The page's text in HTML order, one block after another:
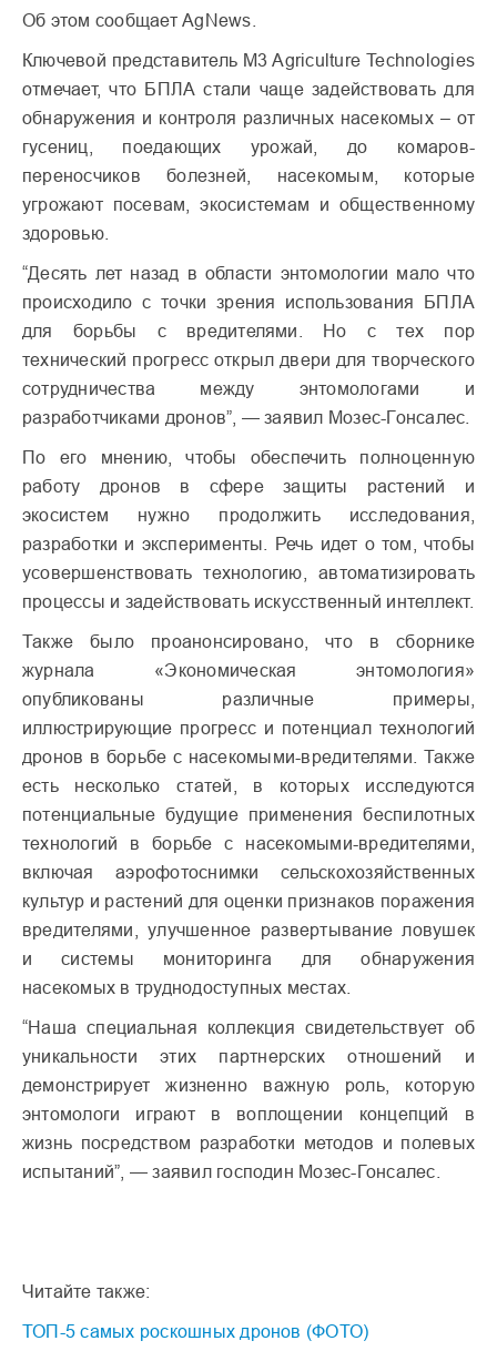
Об этом сообщает AgNews.
Ключевой представитель M3 Agriculture Technologies
отмечает, что БПЛА стали чаще задействовать для
обнаружения и контроля различных насекомых – от
гусениц, поедающих урожай, до комаров-
переносчиков болезней, насекомым, которые
угрожают посевам, экосистемам и общественному
здоровью.
“Десять лет назад в области энтомологии мало что
происходило с точки зрения использования БПЛА
для борьбы с вредителями. Но с тех пор
технический прогресс открыл двери для творческого
сотрудничества между энтомологами и
разработчиками дронов”, — заявил Мозес-Гонсалес.
По его мнению, чтобы обеспечить полноценную
работу дронов в сфере защиты растений и
экосистем нужно продолжить исследования,
разработки и эксперименты. Речь идет о том, чтобы
усовершенствовать технологию, автоматизировать
процессы и задействовать искусственный интеллект.
Также было проанонсировано, что в сборнике
журнала «Экономическая энтомология»
опубликованы различные примеры,
иллюстрирующие прогресс и потенциал технологий
дронов в борьбе с насекомыми-вредителями. Также
есть несколько статей, в которых исследуются
потенциальные будущие применения беспилотных
технологий в борьбе с насекомыми-вредителями,
включая аэрофотоснимки сельскохозяйственных
культур и растений для оценки признаков поражения
вредителями, улучшенное развертывание ловушек
и системы мониторинга для обнаружения
насекомых в труднодоступных местах.
“Наша специальная коллекция свидетельствует об
уникальности этих партнерских отношений и
демонстрирует жизненно важную роль, которую
энтомологи играют в воплощении концепций в
жизнь посредством разработки методов и полевых
испытаний”, — заявил господин Мозес-Гонсалес.
Читайте также:
ТОП-5 самых роскошных дронов (ФОТО)